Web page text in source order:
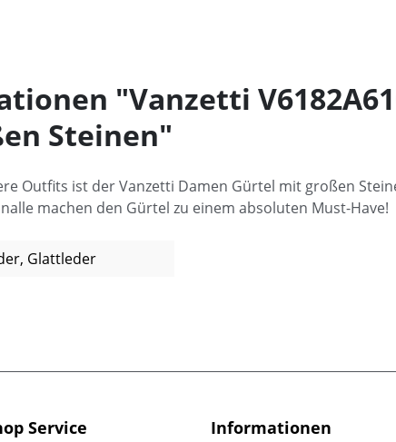
"Vanzetti
Steinen"
Outfits ist der Vanzetti Damen Gürtel mit großen
machen den Gürtel zu einem absoluten Must-Have!
Glattleder
Service Informationen